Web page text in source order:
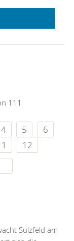
111
4 5
6
12
Sulzfeld am